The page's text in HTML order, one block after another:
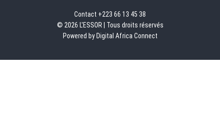
Contact +223 66 13 45 38
© 2026 L'ESSOR | Tous droits réservés
Powered by Digital Africa Connect